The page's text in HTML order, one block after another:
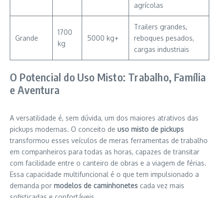
agrícolas
Grande
1700
kg
5000 kg+
Trailers grandes,
reboques pesados,
cargas industriais
O Potencial do Uso Misto: Trabalho, Família
e Aventura
A versatilidade é, sem dúvida, um dos maiores atrativos das
pickups modernas. O conceito de uso misto de pickups
transformou esses veículos de meras ferramentas de trabalho
em companheiros para todas as horas, capazes de transitar
com facilidade entre o canteiro de obras e a viagem de férias.
Essa capacidade multifuncional é o que tem impulsionado a
demanda por modelos de caminhonetes cada vez mais